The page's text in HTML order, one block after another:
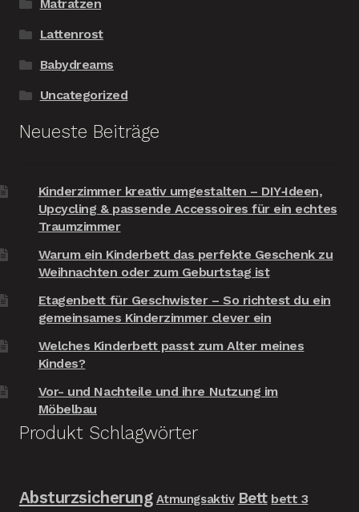
Matratzen
Lattenrost
Babydreams
Uncategorized
Neueste Beiträge
Kinderzimmer kreativ umgestalten – DIY‑Ideen,
Upcycling & passende Accessoires für ein echtes
Traumzimmer
Warum ein Kinderbett das perfekte Geschenk zu
Weihnachten oder zum Geburtstag ist
Etagenbett für Geschwister – So richtest du ein
gemeinsames Kinderzimmer clever ein
Welches Kinderbett passt zum Alter meines
Kindes?
Vor- und Nachteile und ihre Nutzung im
Möbelbau
Produkt Schlagwörter
Absturzsicherung Atmungsaktiv Bett bett 3